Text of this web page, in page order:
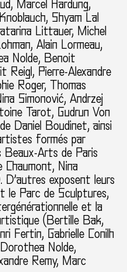
Marcel Hardung,
Shyam Lal
Littauer, Michel
Alain Lormeau,
Nolde, Benoit
Reigl, Pierre-Alexandre
Roger, Thomas
Simonović, Andrzej
Tarot, Gudrun Von
Daniel Boudinet, ainsi
formés par
Beaux-Arts de Paris
Nina
D’autres exposent leurs
le Parc de Sculptures,
et la
(Bertille Bak,
Fertin, Gabrielle Conilh
Nolde,
Remy, Marc